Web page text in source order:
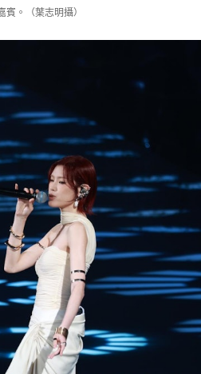
。（葉志明攝）